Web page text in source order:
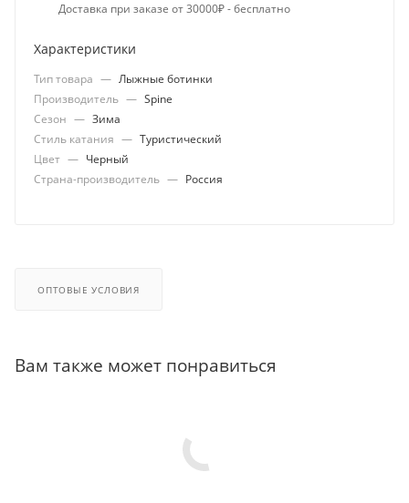
Доставка при заказе от 30000₽ - бесплатно
Характеристики
Тип товара — Лыжные ботинки
Производитель — Spine
Сезон — Зима
Стиль катания — Туристический
Цвет — Черный
Страна-производитель — Россия
ОПТОВЫЕ УСЛОВИЯ
Вам также может понравиться